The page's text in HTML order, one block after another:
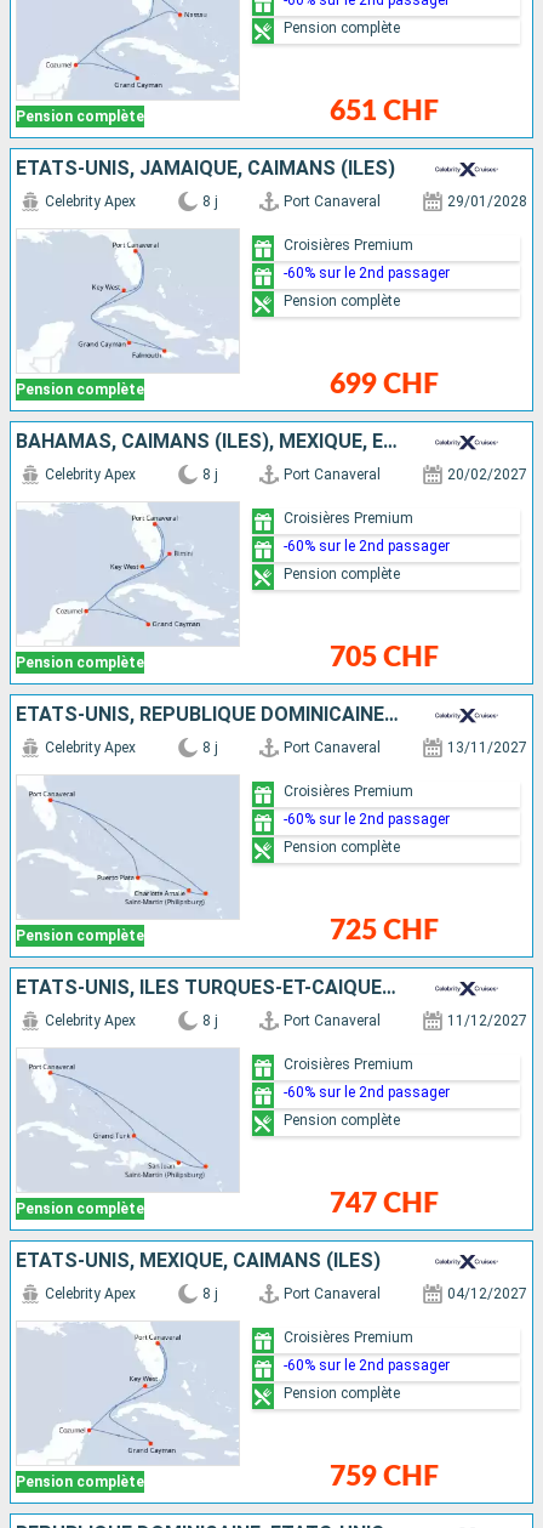
Pension complète 651 CHF
Pension complète
ÉTATS-UNIS, JAMAÏQUE, CAÏMANS (ÎLES)
Pension complète
Celebrity Apex 8 j Port Canaveral 29/01/2028
699 CHF
Croisières Premium
-60% sur le 2nd passager
Pension complète
BAHAMAS, CAÏMANS (ÎLES), MEXIQUE, ÉTATS-UNIS
Pension complète
Celebrity Apex 8 j Port Canaveral 20/02/2027
705 CHF
Croisières Premium
-60% sur le 2nd passager
Pension complète
ÉTATS-UNIS, RÉPUBLIQUE DOMINICAINE, SAINT-MARTIN
Pension complète
Celebrity Apex 8 j Port Canaveral 13/11/2027
725 CHF
Croisières Premium
-60% sur le 2nd passager
Pension complète
ÉTATS-UNIS, ÎLES TURQUES-ET-CAÏQUES, PORTO RICO, SAINT-MARTIN
Pension complète
Celebrity Apex 8 j Port Canaveral 11/12/2027
747 CHF
Croisières Premium
-60% sur le 2nd passager
Pension complète
ÉTATS-UNIS, MEXIQUE, CAÏMANS (ÎLES)
Pension complète
Celebrity Apex 8 j Port Canaveral 04/12/2027
759 CHF
Croisières Premium
-60% sur le 2nd passager
Pension complète